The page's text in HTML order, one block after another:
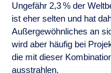
Ungefähr 2,3 % der
ist eher selten und hat
Außergewöhnliches an
wird aber häufig bei
die mit dieser
ausstrahlen.